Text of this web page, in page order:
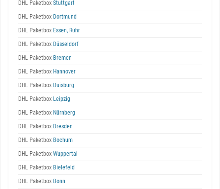
DHL Paketbox Stuttgart
DHL Paketbox Dortmund
DHL Paketbox Essen, Ruhr
DHL Paketbox Düsseldorf
DHL Paketbox Bremen
DHL Paketbox Hannover
DHL Paketbox Duisburg
DHL Paketbox Leipzig
DHL Paketbox Nürnberg
DHL Paketbox Dresden
DHL Paketbox Bochum
DHL Paketbox Wuppertal
DHL Paketbox Bielefeld
DHL Paketbox Bonn